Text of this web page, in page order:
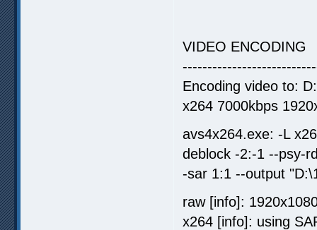
VIDEO ENCODING
Encoding video to:
x264 7000kbps
avs4x264.exe: -L
deblock -2:-1 --psy-
-sar 1:1 --output
raw [info]:
x264 [info]: using